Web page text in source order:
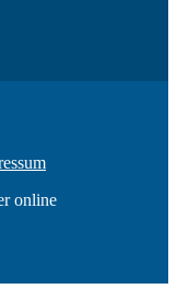
online